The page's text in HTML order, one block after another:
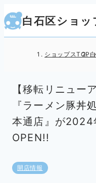
白石区ショッ
ショップスTOP
【移転リニュー
『ラーメン豚丼
本通店』が2024
OPEN!!
開店情報